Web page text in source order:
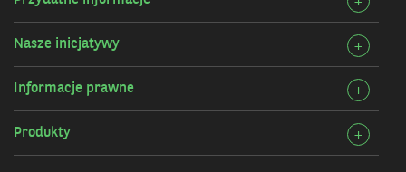
O
Nasze inicjatywy +
Informacje prawne +
Produkty +